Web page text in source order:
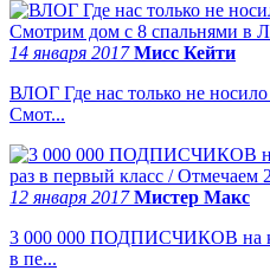
14 января 2017Мисс Кейти
ВЛОГ Где нас только не
Смот...
12 января 2017Мистер Макс
3 000 000 ПОДПИСЧИКОВ на
в пе...